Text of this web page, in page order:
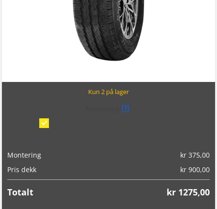
Kun 2 på lager
?
Montering kr375,00
Pris dekk
kr900,00
Totalt kr1275,00